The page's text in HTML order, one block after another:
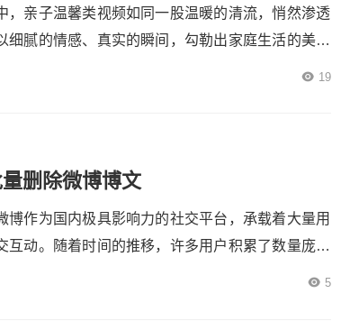
，亲子温馨类视频如同一股温暖的清流，悄然渗透
细腻的情感、真实的瞬间，勾勒出家庭生活的美好
19
删除微博博文
博作为国内极具影响力的社交平台，承载着大量用
互动。随着时间的推移，许多用户积累了数量庞大
5